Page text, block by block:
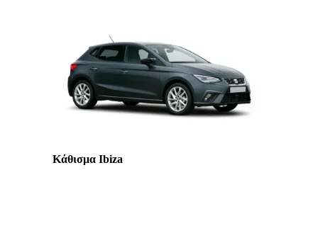
Κάθισμα Ibiza